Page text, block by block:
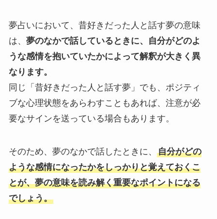
夢占いにおいて、昔好きだった人と話す夢の意味
は、 夢のなかで話しているときに、自分がどのよ
うな感情を抱いていたかによって解釈が大きく異
なります。
同じ「昔好きだった人と話す夢」でも、ポジティ
ブな心理状態をあらわすこともあれば、注意が必
要なサインを送っている場合もあります。
そのため、夢のなかで話したときに、 自分がどの
ような感情になったかをしっかりと覚えておくこ
とが、夢の意味を読み解く重要なポイントになる
でしょう。